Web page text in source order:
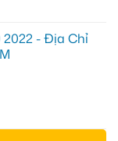
2022 - Địa Chỉ